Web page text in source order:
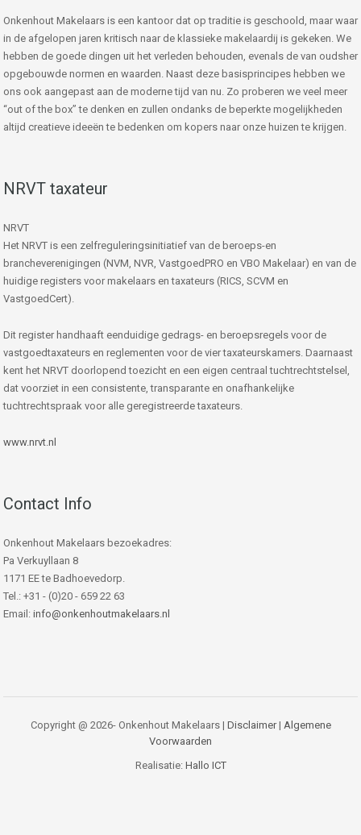
Onkenhout Makelaars is een kantoor dat op traditie is geschoold, maar waar
in de afgelopen jaren kritisch naar de klassieke makelaardij is gekeken. We
hebben de goede dingen uit het verleden behouden, evenals de van oudsher
opgebouwde normen en waarden. Naast deze basisprincipes hebben we
ons ook aangepast aan de moderne tijd van nu. Zo proberen we veel meer
“out of the box” te denken en zullen ondanks de beperkte mogelijkheden
altijd creatieve ideeën te bedenken om kopers naar onze huizen te krijgen.
NRVT taxateur
NRVT
Het NRVT is een zelfreguleringsinitiatief van de beroeps-en
brancheverenigingen (NVM, NVR, VastgoedPRO en VBO Makelaar) en van de
huidige registers voor makelaars en taxateurs (RICS, SCVM en
VastgoedCert).
Dit register handhaaft eenduidige gedrags- en beroepsregels voor de
vastgoedtaxateurs en reglementen voor de vier taxateurskamers. Daarnaast
kent het NRVT doorlopend toezicht en een eigen centraal tuchtrechtstelsel,
dat voorziet in een consistente, transparante en onafhankelijke
tuchtrechtspraak voor alle geregistreerde taxateurs.
www.nrvt.nl
Contact Info
Onkenhout Makelaars bezoekadres:
Pa Verkuyllaan 8
1171 EE te Badhoevedorp.
Tel.: +31 - (0)20 - 659 22 63
Email: info@onkenhoutmakelaars.nl
Copyright @ 2026- Onkenhout Makelaars | Disclaimer| Algemene
Voorwaarden
Realisatie: Hallo ICT